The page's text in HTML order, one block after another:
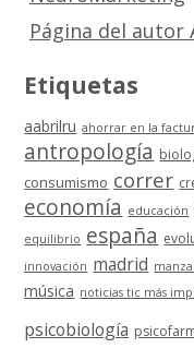
Página del autor
Etiquetas
aabrilru ahorrar en la
antropología
consumismo correr
economía educación
equilibrio españa
innovación madrid
música noticias tic más
psicobiología